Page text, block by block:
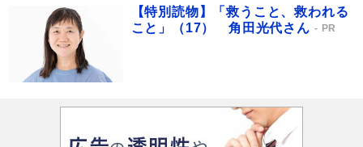
【特別読物】「救うこと、救われる
こと」（17） 角田光代さん
PR